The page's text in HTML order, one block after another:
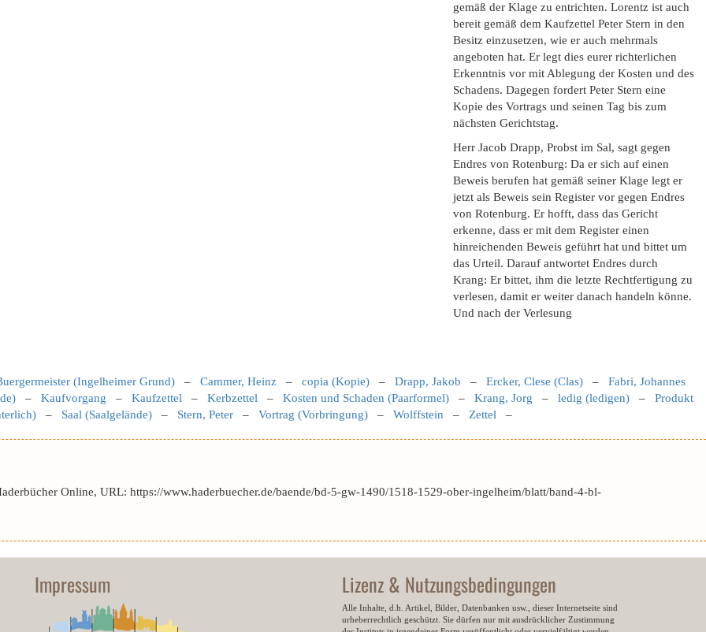
gemäß der Klage zu entrichten. Lorentz ist auch
bereit gemäß dem Kaufzettel Peter Stern in den
Besitz einzusetzen, wie er auch mehrmals
angeboten hat. Er legt dies eurer richterlichen
Erkenntnis vor mit Ablegung der Kosten und des
Schadens. Dagegen fordert Peter Stern eine
Kopie des Vortrags und seinen Tag bis zum
nächsten Gerichtstag.
Herr Jacob Drapp, Probst im Sal, sagt gegen
Endres von Rotenburg: Da er sich auf einen
Beweis berufen hat gemäß seiner Klage legt er
jetzt als Beweis sein Register vor gegen Endres
von Rotenburg. Er hofft, dass das Gericht
erkenne, dass er mit dem Register einen
hinreichenden Beweis geführt hat und bittet um
das Urteil. Darauf antwortet Endres durch
Krang: Er bittet, ihm die letzte Rechtfertigung zu
verlesen, damit er weiter danach handeln könne.
Und nach der Verlesung
(Ingelheimer Grund) – Cammer, Heinz – copia (Kopie) – Drapp, Jakob – Ercker, Clese (Clas) – Fabri, Johannes
– Kaufvorgang – Kaufzettel – Kerbzettel – Kosten und Schaden (Paarformel) – Krang, Jorg – ledig (ledigen) – Produkt
– Saal (Saalgelände) – Stern, Peter – Vortrag (Vorbringung) – Wolffstein – Zettel –
Online, URL: https://www.haderbuecher.de/baende/bd-5-gw-1490/1518-1529-ober-ingelheim/blatt/band-4-bl-
Impressum Lizenz & Nutzungsbedingungen
Alle Inhalte, d.h. Artikel, Bilder, Datenbanken usw., dieser Internetseite sind
urheberrechtlich geschützt. Sie dürfen nur mit ausdrücklicher Zustimmung